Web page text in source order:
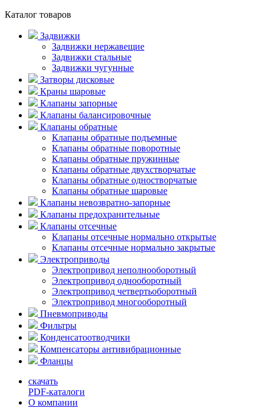
Каталог товаров
Задвижки
Задвижки нержавещие
Задвижки стальные
Задвижки чугунные
Затворы дисковые
Краны шаровые
Клапаны запорные
Клапаны балансировочные
Клапаны обратные
Клапаны обратные подъемные
Клапаны обратные поворотные
Клапаны обратные пружинные
Клапаны обратные двухстворчатые
Клапаны обратные одностворчатые
Клапаны обратные шаровые
Клапаны невозвратно-запорные
Клапаны предохранительные
Клапаны отсечные
Клапаны отсечные нормально открытые
Клапаны отсечные нормально закрытые
Электроприводы
Электропривод неполнооборотный
Электропривод однооборотный
Электропривод четвертьоборотный
Электропривод многооборотный
Пневмоприводы
Фильтры
Конденсатоотводчики
Компенсаторы антивибрационные
Фланцы
скачать
PDF-каталоги
О компании